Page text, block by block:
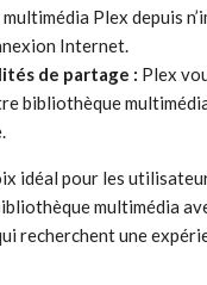
Plex depuis
Internet.
de partage : Plex
bibliothèque
idéal pour les
multimédia
recherchent une